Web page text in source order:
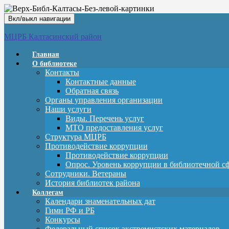
Вкл/выкл навигации
МЦРБ Калтасинский район
Главная
О библиотеке
Контакты
Контактные данные
Обратная связь
Органы управления организации
Наши услуги
Виды. Перечень услуг
МТО предоставления услуг
Структура МЦРБ
Противодействие коррупции
Противодействие коррупции
Опрос. Уровень коррупции в библиотечной
Сотрудники. Ветераны
История библиотек района
Коллегам
Календари знаменательных дат
Гимн РФ и РБ
Конкурсы